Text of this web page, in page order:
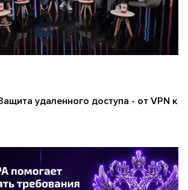
удаленного доступа - от VPN к